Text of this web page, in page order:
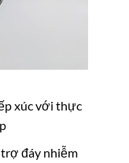
xúc với thực
đáy nhiễm